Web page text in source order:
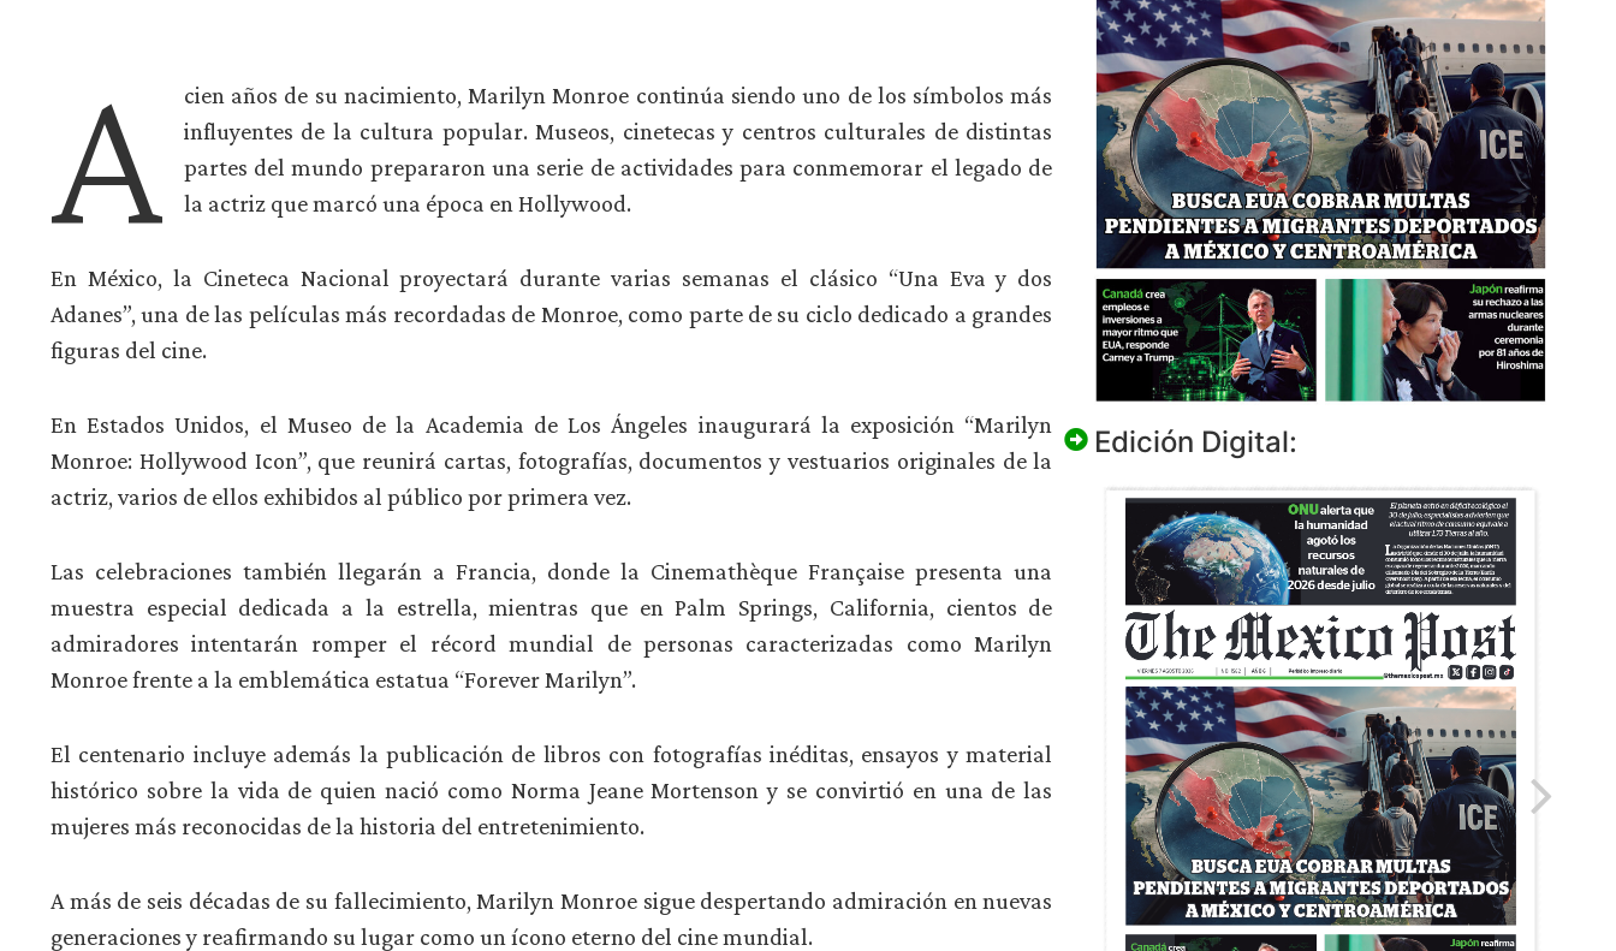
A
cien años de su nacimiento, Marilyn Monroe continúa siendo uno de los símbolos más
influyentes de la cultura popular. Museos, cinetecas y centros culturales de distintas
partes del mundo prepararon una serie de actividades para conmemorar el legado de
la actriz que marcó una época en Hollywood.
En México, la Cineteca Nacional proyectará durante varias semanas el clásico “Una Eva y dos
Adanes”, una de las películas más recordadas de Monroe, como parte de su ciclo dedicado a grandes
figuras del cine.
En Estados Unidos, el Museo de la Academia de Los Ángeles inaugurará la exposición “Marilyn
Monroe: Hollywood Icon”, que reunirá cartas, fotografías, documentos y vestuarios originales de la
actriz, varios de ellos exhibidos al público por primera vez.
Las celebraciones también llegarán a Francia, donde la Cinemathèque Française presenta una
muestra especial dedicada a la estrella, mientras que en Palm Springs, California, cientos de
admiradores intentarán romper el récord mundial de personas caracterizadas como Marilyn
Monroe frente a la emblemática estatua “Forever Marilyn”.
El centenario incluye además la publicación de libros con fotografías inéditas, ensayos y material
histórico sobre la vida de quien nació como Norma Jeane Mortenson y se convirtió en una de las
mujeres más reconocidas de la historia del entretenimiento.
A más de seis décadas de su fallecimiento, Marilyn Monroe sigue despertando admiración en nuevas
generaciones y reafirmando su lugar como un ícono eterno del cine mundial.
Edición Digital: